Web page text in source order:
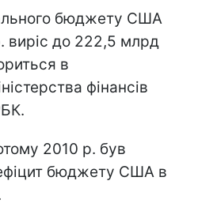
бюджету США
виріс до 222,5 млрд
в
фінансів
2010 р. був
бюджету США в